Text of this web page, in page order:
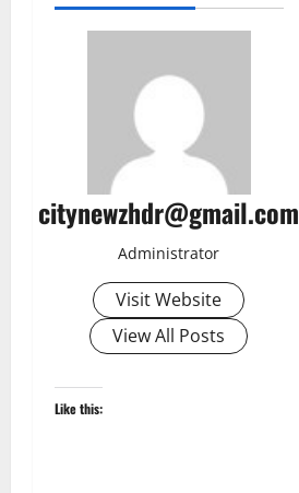
citynewzhdr@gmail.com
Administrator
Visit Website
View All Posts
Like this: